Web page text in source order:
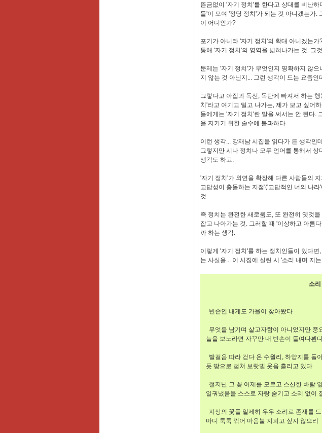
뜬금없이 '자기 정치'를 한다고 상대를 비난
들'이 모여 '정당 정치'가 되는 것 아니겠는가.
이 어디인가?
포기가 아니라 '자기 정치'의 확대 아니겠는
통해 '자기 정치'의 영역을 넓혀나가는 것. 그
문제는 '자기 정치'가 무엇인지 명확하지 않
지 않는 것 아닌지... 그런 생각이 드는 요즘인
그렇다고 아집과 독선, 독단에 빠져서 하는
치'라고 여기고 밀고 나가는, 제가 보고 싶어
들에게는 '자기 정치'란 말을 써서는 안 된다.
을 지키기 위한 술수에 불과하다.
이런 생각... 강재남 시집을 읽다가 든 생각인
그렇지만 시나 정치나 모두 언어를 통해서
생각도 하고.
'자기 정치'가 외연을 확장해 다른 사람들의
고답성이 충돌하는 지점'('고답적인 너의 나
것.
즉 정치는 완전한 새로움도, 또 완전히 옛것
잡고 나아가는 것. 그러할 때 '이상하고 아름
까 하는 생각.
이렇게 '자기 정치'를 하는 정치인들이 있다
는 사실을... 이 시집에 실린 시 '소리 내며 지
소
빈손인 내게도 가을이 찾아왔다
무엇을 남기며 살고자함이 아니었지만
늘을 보노라면 자꾸만 내 빈손이 들여다뵌
발걸음 따라 걷다 온 수월리, 하양지를 돌
듯 땅으로 뻗쳐 보랏빛 웃음 흘리고 있다
철지난 그 꽃 어제를 모르고 스산한 바람
일궈냈음을 스스로 자랑 숨기고 소리 없이
지상의 꽃들 일제히 우우 소리로 존재를
마디 툭툭 꺾어 마음불 지피고 싶지 않으리